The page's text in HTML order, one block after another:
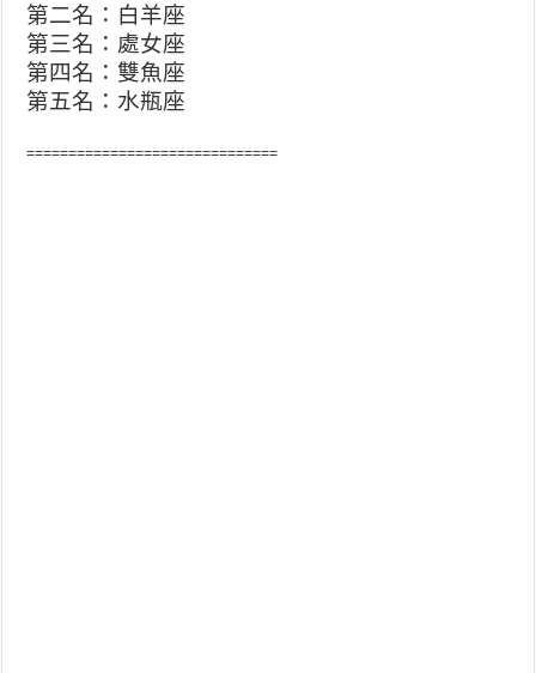
第二名：白羊座
第三名：處女座
第四名：雙魚座
第五名：水瓶座
==============================